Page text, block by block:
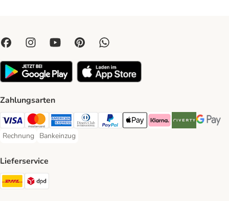
Zahlungsarten
Visa Payment Method
Mastercard Payment Method
American Express Payment Method
Diners Club Payment Method
PayPal Payment Method
Apple Pay Payment Method
Klarna Payment Method
Riverty Payment
Google
Rechnung
Rechnung Payment Method
Bankeinzug
Bankeinzug Payment Method
Lieferservice
DHL Shipping Method